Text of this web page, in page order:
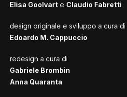
Elisa Goolvart e Claudio Fabretti
design originale e sviluppo a cura di
Edoardo M. Cappuccio
redesign a cura di
Gabriele Brombin
Anna Quaranta